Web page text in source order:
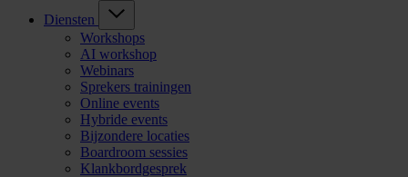
Diensten
Workshops
AI workshop
Webinars
Sprekers trainingen
Online events
Hybride events
Bijzondere locaties
Boardroom sessies
Klankbordgesprek